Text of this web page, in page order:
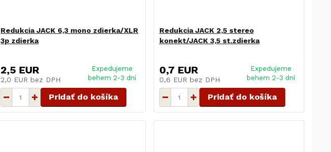
Redukcia JACK 6,3 mono zdierka/XLR
3p zdierka
2,5 EUR
2,0 EUR bez DPH
Expedujeme
behem 2-3 dní
Pridať do košíka
Redukcia JACK 2,5 stereo
konekt/JACK 3,5 st.zdierka
0,7 EUR
0,6 EUR bez DPH
Expedujeme
behem 2-3 dní
Pridať do košíka